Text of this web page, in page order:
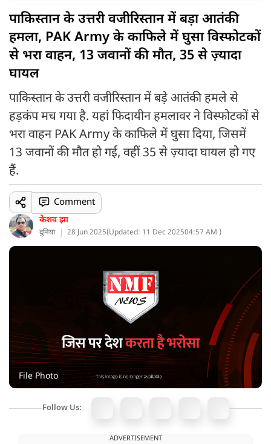
पाकिस्तान के उत्तरी वजीरिस्तान में बड़ा आतंकी
हमला, PAK Army के काफिले में घुसा विस्फोटकों
से भरा वाहन, 13 जवानों की मौत, 35 से ज़्यादा
घायल
पाकिस्तान के उत्तरी वजीरिस्तान में बड़े आतंकी हमले से
हड़कंप मच गया है. यहां फिदायीन हमलावर ने विस्फोटकों से
भरा वाहन PAK Army के काफिले में घुसा दिया, जिसमें
13 जवानों की मौत हो गई, वहीं 35 से ज़्यादा घायल हो गए
हैं.
केशव झा
दुनिया 28 Jun 2025(Updated: 11 Dec 202504:57 AM )
Comment
File Photo
Follow Us:
ADVERTISEMENT